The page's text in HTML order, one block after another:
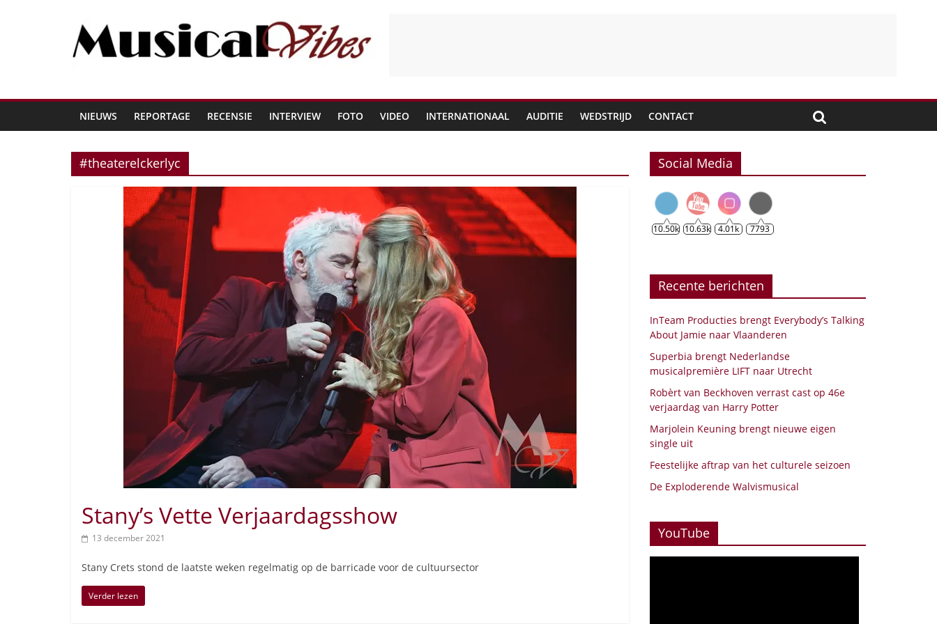
NIEUWS REPORTAGE RECENSIE INTERVIEW FOTO VIDEO INTERNATIONAAL AUDITIE WEDSTRIJD CONTACT
#theaterelckerlyc
Stany’s Vette Verjaardagsshow
13 december 2021
Stany Crets stond de laatste weken regelmatig op de barricade voor de cultuursector
Verder lezen
Social Media
10.50k 10.63k 4.01k 7793
Recente berichten
InTeam Producties brengt Everybody’s Talking
About Jamie naar Vlaanderen
Superbia brengt Nederlandse
musicalpremière LIFT naar Utrecht
Robèrt van Beckhoven verrast cast op 46e
verjaardag van Harry Potter
Marjolein Keuning brengt nieuwe eigen
single uit
Feestelijke aftrap van het culturele seizoen
De Exploderende Walvismusical
YouTube